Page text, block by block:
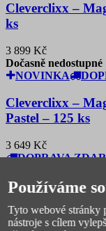
Cleverclixx –
ks
3 899 Kč
Dočasně nedostupné
NOVINKA
Cleverclixx –
Pastel – 125 ks
3 649 Kč
DOPRAVA
Školní aktovka
3 399 Kč
Dočasně nedostupné
Používáme
Tyto webové stránky
nástroje s cílem